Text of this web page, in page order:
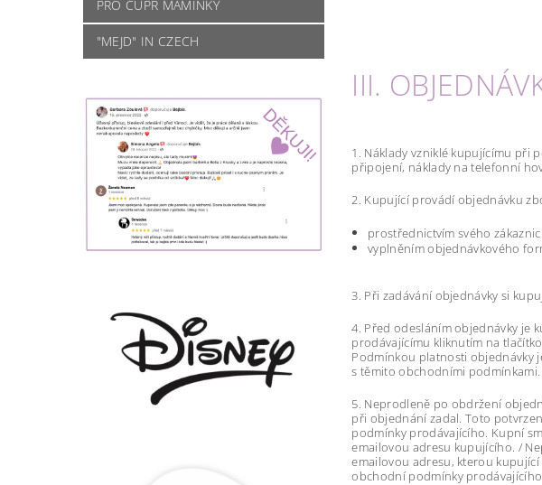
PRO ČUPR MAMINKY
"MEJD" IN CZECH
III.
1. Náklady vzniklé kupujícímu při
připojení, náklady na telefonní
2. Kupující provádí objednávku
prostřednictvím svého
vyplněním objednávkového
3. Při zadávání objednávky si
4. Před odesláním objednávky je
prodávajícímu kliknutím na
Podmínkou platnosti objednávky
s těmito obchodními podmínkami.
5. Neprodleně po obdržení
při objednání zadal. Toto
podmínky prodávajícího. Kupní
emailovou adresu kupujícího. /
emailovou adresu, kterou
obchodní podmínky